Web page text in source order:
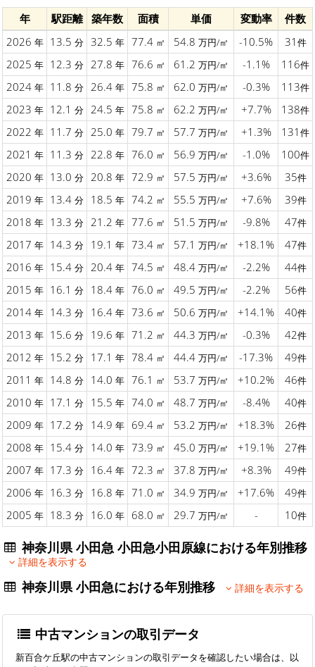
年 駅距離 築年数 面積 単価 変動率
件数
2026 年 13.5 分 32.5 年 77.4 ㎡ 54.8 万円/㎡ -10.5% 31 件
2025 年 12.3 分 27.8 年 76.6 ㎡ 61.2 万円/㎡ -1.1% 116件
2024 年 11.8 分 26.4 年 75.8 ㎡ 62.0 万円/㎡ -0.3% 113件
2023 年 12.1 分 24.5 年 75.8 ㎡ 62.2 万円/㎡ +7.7% 138件
2022 年 11.7 分 25.0 年 79.7 ㎡ 57.7 万円/㎡ +1.3% 131 件
2021 年 11.3 分 22.8 年 76.0 ㎡ 56.9 万円/㎡ -1.0% 100件
2020 年 13.0 分 20.8 年 72.9 ㎡ 57.5 万円/㎡ +3.6% 35件
2019 年 13.4 分 18.5 年 74.2 ㎡ 55.5 万円/㎡ +7.6% 39件
2018 年 13.3 分 21.2 年 77.6 ㎡ 51.5 万円/㎡ -9.8% 47件
2017 年 14.3 分 19.1 年 73.4 ㎡ 57.1 万円/㎡ +18.1% 47件
2016 年 15.4 分 20.4 年 74.5 ㎡ 48.4 万円/㎡ -2.2% 44件
2015 年 16.1 分 18.4 年 76.0 ㎡ 49.5 万円/㎡ -2.2% 56件
2014 年 14.3 分 16.4 年 73.6 ㎡ 50.6 万円/㎡ +14.1% 40件
2013 年 15.6 分 19.6 年 71.2 ㎡ 44.3 万円/㎡ -0.3% 42件
2012 年 15.2 分 17.1 年 78.4 ㎡ 44.4 万円/㎡ -17.3% 49件
2011 年 14.8 分 14.0 年 76.1 ㎡ 53.7 万円/㎡ +10.2% 46件
2010 年 17.1 分 15.5 年 74.0 ㎡ 48.7 万円/㎡ -8.4% 40件
2009 年 17.2 分 14.9 年 69.4 ㎡ 53.2 万円/㎡ +18.3% 26件
2008 年 15.4 分 14.0 年 73.9 ㎡ 45.0 万円/㎡ +19.1% 27件
2007 年 17.3 分 16.4 年 72.3 ㎡ 37.8 万円/㎡ +8.3% 49件
2006 年 16.3 分 16.8 年 71.0 ㎡ 34.9 万円/㎡ +17.6% 49件
2005 年 18.3 分 16.0 年 68.0 ㎡ 29.7 万円/㎡ - 10件
神奈川県 小田急 小田急小田原線における年別推移
詳細を表示する
神奈川県 小田急における年別推移 詳細を表示する
中古マンションの取引データ
新百合ケ丘駅の中古マンションの取引データを確認したい場合は、以